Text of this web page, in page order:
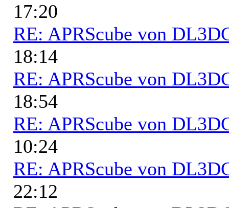
17:20
RE: APRScube von
18:14
RE: APRScube von
18:54
RE: APRScube von
10:24
RE: APRScube von
22:12